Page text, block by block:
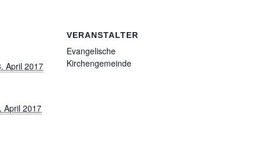
April 2017
April 2017
VERANSTALTER
Evangelische
Kirchengemeinde